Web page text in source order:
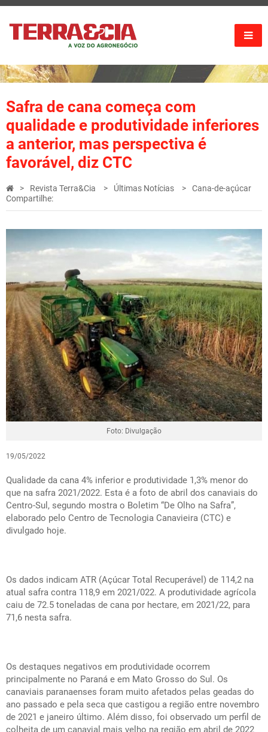
Safra de cana começa com
qualidade e produtividade inferiores
a anterior, mas perspectiva é
favorável, diz CTC
Revista Terra&Cia Últimas Notícias
Cana-de-açúcar
Compartilhe:
Foto: Divulgação
19/05/2022
Qualidade da cana 4% inferior e produtividade 1,3% menor do
que na safra 2021/2022. Esta é a foto de abril dos canaviais do
Centro-Sul, segundo mostra o Boletim “De Olho na Safra”,
elaborado pelo Centro de Tecnologia Canavieira (CTC) e
divulgado hoje.
Os dados indicam ATR (Açúcar Total Recuperável) de 114,2 na
atual safra contra 118,9 em 2021/022. A produtividade agrícola
caiu de 72.5 toneladas de cana por hectare, em 2021/22, para
71,6 nesta safra.
Os destaques negativos em produtividade ocorrem
principalmente no Paraná e em Mato Grosso do Sul. Os
canaviais paranaenses foram muito afetados pelas geadas do
ano passado e pela seca que castigou a região entre novembro
de 2021 e janeiro último. Além disso, foi observado um perfil de
colheita de um canavial mais velho na região em abril de 2022